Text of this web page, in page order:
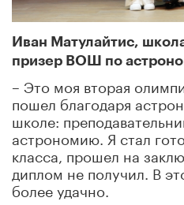
Иван Матулайтис,
призер ВОШ по
– Это моя вторая
пошел благодаря
школе:
астрономию. Я стал
класса, прошел на
диплом не получил. В
более удачно.